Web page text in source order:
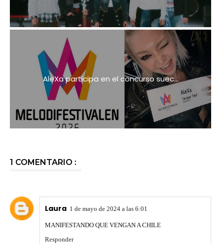
AleXa participa en el concurso suec...
1 COMENTARIO :
Laura 1 de mayo de 2024 a las 6:01
MANIFESTANDO QUE VENGAN A CHILE
Responder